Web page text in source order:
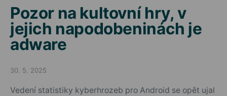
Pozor na kultovní hry, v
jejich napodobeninách je
adware
Posted on
30. 5. 2025
Vedení statistiky kyberhrozeb pro Android se opět ujal